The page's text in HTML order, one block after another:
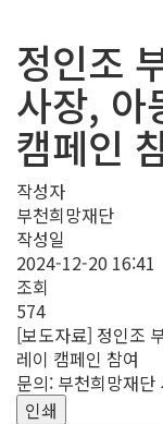
정인조
사장, 아
캠페인
작성자
부천희망재단
작성일
2024-12-20 16:41
조회
574
[보도자료] 정인조
레이 캠페인 참여
문의: 부천희망재
인쇄